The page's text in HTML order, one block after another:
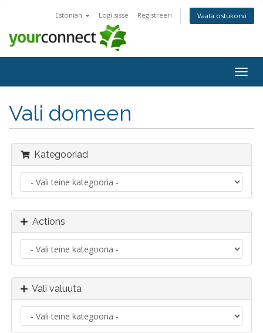
Estonian Logi sisse Registreeri Vaata ostukorvi
Vali domeen
Kategooriad
Actions
Vali valuuta